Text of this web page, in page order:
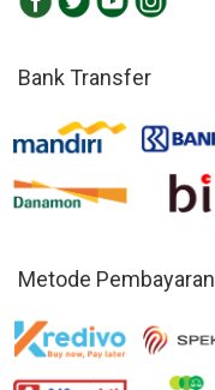
Bank Transfer
Metode Pembayaran